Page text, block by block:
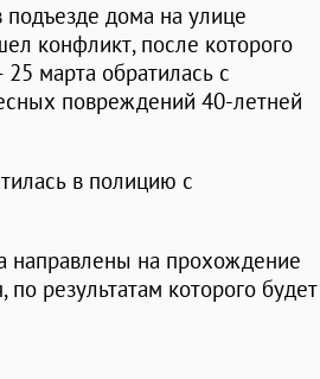
подъезде дома на улице
конфликт, после которого
25 марта обратилась с
повреждений 40-летней
в полицию с
направлены на прохождение
результатам которого будет